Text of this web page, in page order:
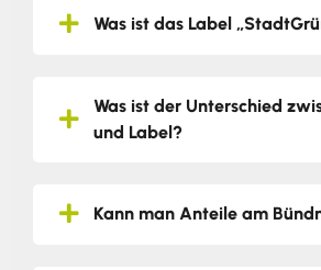
Was ist das Label
Was ist der Unterschied
und Label?
Kann man Anteile am